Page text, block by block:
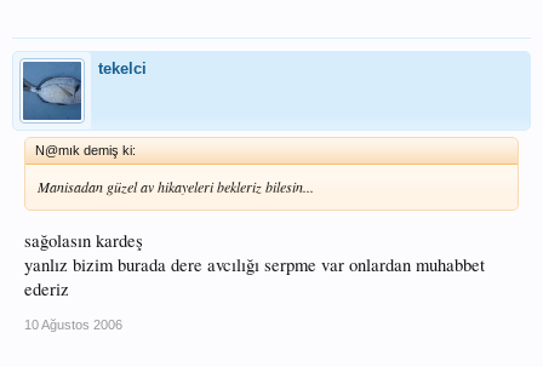
tekelci
N@mık demiş ki:
Manisadan güzel av hikayeleri bekleriz bilesin...
sağolasın kardeş
yanlız bizim burada dere avcılığı serpme var onlardan muhabbet
ederiz
10 Ağustos 2006